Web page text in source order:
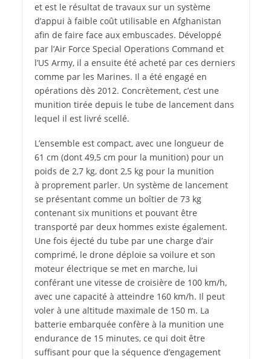
et est le résultat de travaux sur un système
d’appui à faible coût utilisable en Afghanistan
afin de faire face aux embuscades. Développé
par l’Air Force Special Operations Command et
l’US Army, il a ensuite été acheté par ces derniers
comme par les Marines. Il a été engagé en
opérations dès 2012. Concrètement, c’est une
munition tirée depuis le tube de lancement dans
lequel il est livré scellé.
L’ensemble est compact, avec une longueur de
61 cm (dont 49,5 cm pour la munition) pour un
poids de 2,7 kg, dont 2,5 kg pour la munition
à proprement parler. Un système de lancement
se présentant comme un boîtier de 73 kg
contenant six munitions et pouvant être
transporté par deux hommes existe également.
Une fois éjecté du tube par une charge d’air
comprimé, le drone déploie sa voilure et son
moteur électrique se met en marche, lui
conférant une vitesse de croisière de 100 km/h,
avec une capacité à atteindre 160 km/h. Il peut
voler à une altitude maximale de 150 m. La
batterie embarquée confère à la munition une
endurance de 15 minutes, ce qui doit être
suffisant pour que la séquence d’engagement